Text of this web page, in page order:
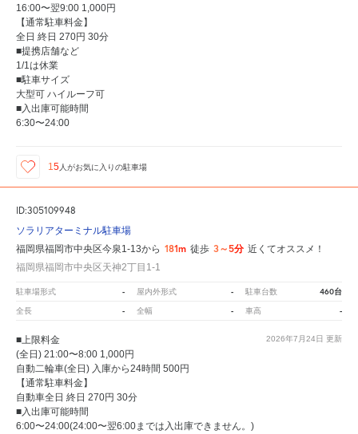
16:00〜翌9:00 1,000円
【通常駐車料金】
全日 終日 270円 30分
■提携店舗など
1/1は休業
■駐車サイズ
大型可 ハイルーフ可
■入出庫可能時間
6:30〜24:00
15 人がお気に入りの駐車場
ID:305109948
ソラリアターミナル駐車場
福岡県福岡市中央区今泉1-13から 181m 徒歩 3～5分 近くてオススメ！
福岡県福岡市中央区天神2丁目1-1
駐車場形式 - 屋内外形式 - 駐車台数 460台
全長 - 全幅 - 車高 -
2026年7月24日 更新
■上限料金
(全日) 21:00〜8:00 1,000円
自動二輪車(全日) 入庫から24時間 500円
【通常駐車料金】
自動車全日 終日 270円 30分
■入出庫可能時間
6:00〜24:00(24:00〜翌6:00までは入出庫できません。)